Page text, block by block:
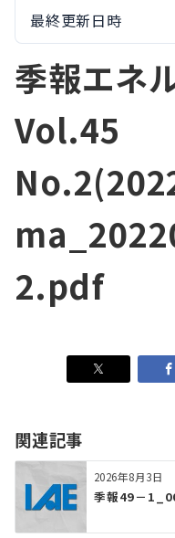
最終更新日時
季報エネ
Vol.45
2.pdf
関連記事
2026年8月3日
季報49－